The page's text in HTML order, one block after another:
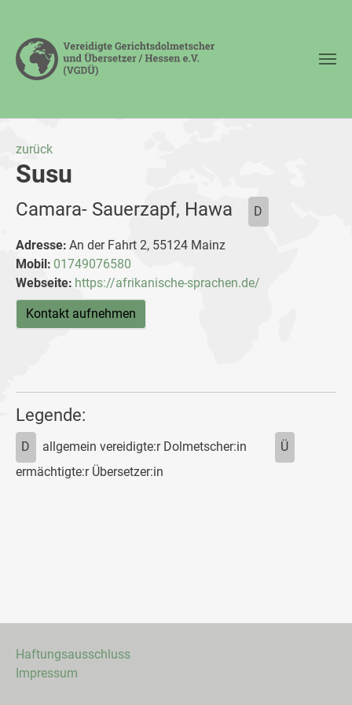
zurück
Susu
Camara- Sauerzapf, Hawa D
Adresse: An der Fahrt 2, 55124 Mainz
Mobil: 01749076580
Webseite: https://afrikanische-sprachen.de/
Kontakt aufnehmen
Legende:
D allgemein vereidigte:r Dolmetscher:in
Ü
ermächtigte:r Übersetzer:in
Haftungsausschluss
Impressum